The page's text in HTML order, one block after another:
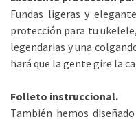
Fundas ligeras y
protección para tu
legendarias y una
hará que la gente gire la
Folleto instruccional.
También hemos